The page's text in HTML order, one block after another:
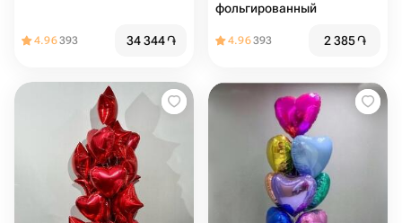
4.96393 34 344֏
фольгированный
4.96393 2 385֏